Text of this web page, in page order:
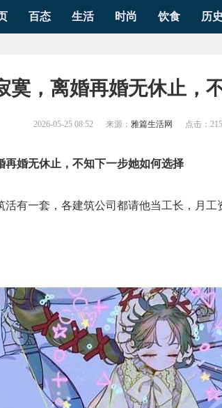
百态 生活 时尚 饮食 历史
寞，离婚再婚无休止，
2026-05-25 08:52 来源： 雅篇生活网 点击： 215
再婚无休止，不知下一步她如何选择
有一套，各建筑公司都请他当工长，月工